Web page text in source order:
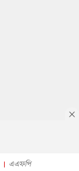
এএফপি